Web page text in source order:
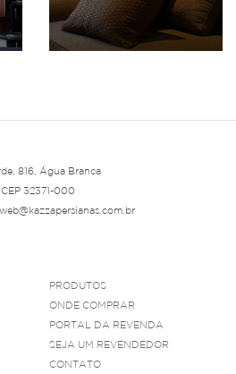
816, Água Branca
32371-000
PRODUTOS
ONDE COMPRAR
PORTAL DA REVENDA
SEJA UM REVENDEDOR
CONTATO